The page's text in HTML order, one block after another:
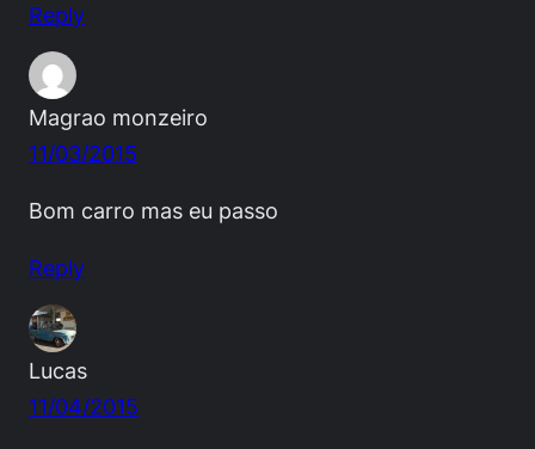
Reply
Magrao monzeiro
11/03/2015
Bom carro mas eu passo
Reply
Lucas
11/04/2015